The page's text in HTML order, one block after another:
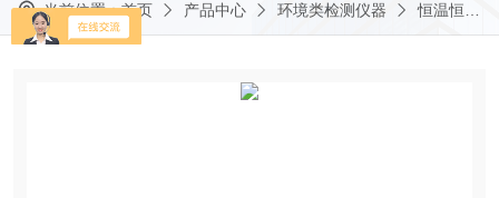
当前位置：首页 产品中心 环境类检测仪器 恒温恒湿试验箱